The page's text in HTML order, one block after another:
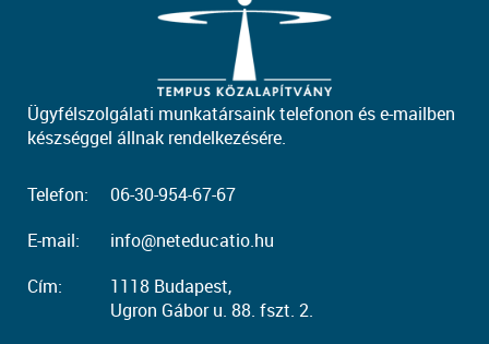
Ügyfélszolgálati munkatársaink telefonon és e-mailben
készséggel állnak rendelkezésére.
Telefon:
06-30-954-67-67
E-mail:
info@neteducatio.hu
Cím:
1118 Budapest,
Ugron Gábor u. 88. fszt. 2.